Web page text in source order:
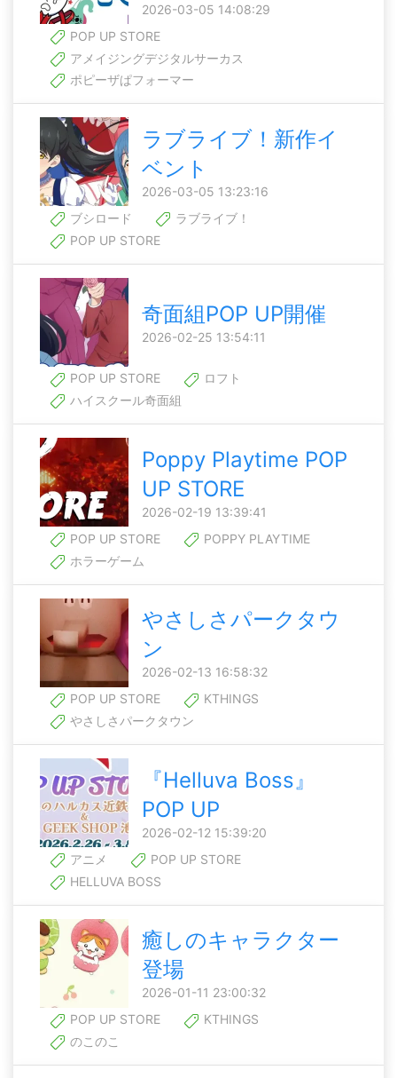
2026-03-05 14:08:29
POP UP STORE
アメイジングデジタルサーカス
ポピーザぱフォーマー
ラブライブ！新作イ
ベント
2026-03-05 13:23:16
ブシロード
ラブライブ！
POP UP STORE
奇面組POP UP開催
2026-02-25 13:54:11
POP UP STORE
ロフト
ハイスクール奇面組
Poppy Playtime POP
UP STORE
2026-02-19 13:39:41
POP UP STORE
POPPY PLAYTIME
ホラーゲーム
やさしさパークタウ
ン
2026-02-13 16:58:32
POP UP STORE
KTHINGS
やさしさパークタウン
『Helluva Boss』
POP UP
2026-02-12 15:39:20
アニメ
POP UP STORE
HELLUVA BOSS
癒しのキャラクター
登場
2026-01-11 23:00:32
POP UP STORE
KTHINGS
のこのこ